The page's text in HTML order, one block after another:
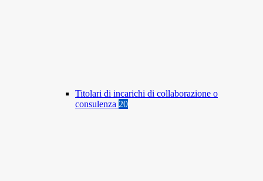
Titolari di incarichi di collaborazione o
consulenza 20